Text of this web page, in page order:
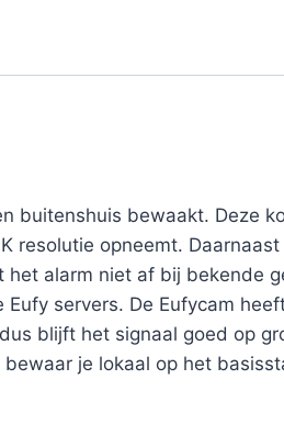
buitenshuis bewaakt. Deze
resolutie opneemt.
alarm niet af bij bekende
servers. De Eufycam
blijft het signaal goed op
je lokaal op het